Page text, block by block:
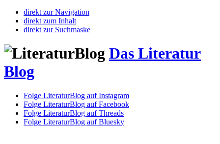
direkt zur Navigation
direkt zum Inhalt
direkt zur Suchmaske
Das Literatur
Blog
Folge LiteraturBlog auf Instagram
Folge LiteraturBlog auf Facebook
Folge LiteraturBlog auf Threads
Folge LiteraturBlog auf Bluesky